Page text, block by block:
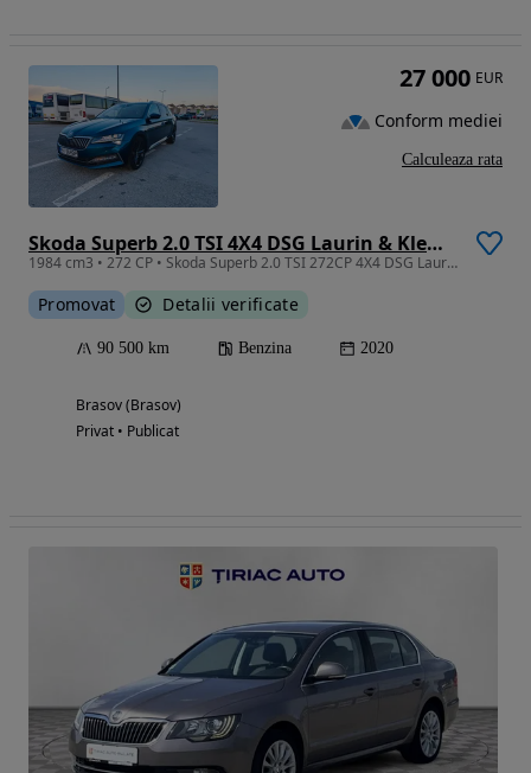
Skoda Superb 2.0 TSI 4X4 DSG Laurin & Klement
1984 cm3 • 272 CP • Skoda Superb 2.0 TSI 272CP 4X4 DSG Laurin & Klement
Promovat Detalii verificate
90 500 km Benzina 2020
Brasov (Brasov)
Privat • Publicat
27 000 EUR
Conform mediei
Calculeaza rata